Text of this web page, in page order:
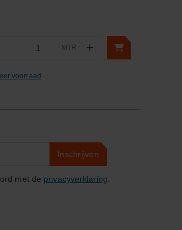
MTR +
voorraad
Inschrijven
met de privacyverklaring